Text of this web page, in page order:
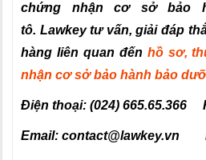
chứng nhận cơ sở bảo
tô. Lawkey tư vấn, giải đáp
hàng liên quan đến hồ sơ,
nhận cơ sở bảo hành bảo
Điện thoại: (024) 665.65.366
Email: contact@lawkey.vn